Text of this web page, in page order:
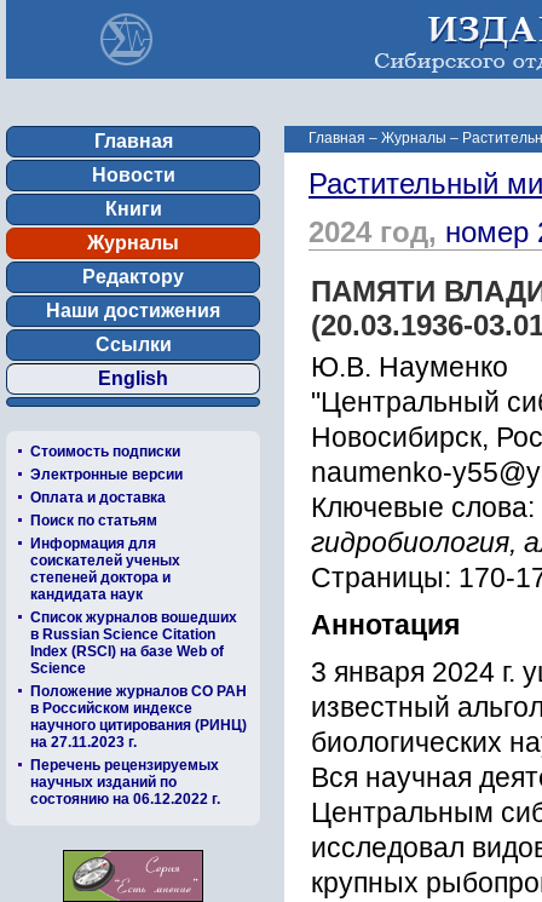
Главная
Новости
Книги
Журналы
Редактору
Наши достижения
Ссылки
English
Стоимость подписки
Электронные версии
Оплата и доставка
Поиск по статьям
Информация для
соискателей ученых
степеней доктора и
кандидата наук
Список журналов вошедших
в Russian Science Citation
Index (RSCI) на базе Web of
Science
Положение журналов СО РАН
в Российском индексе
научного цитирования (РИНЦ)
на 27.11.2023 г.
Перечень рецензируемых
научных изданий по
состоянию на 06.12.2022 г.
Главная – Журналы –
Растительный
2024 год, номер
ПАМЯТИ
(20.03.1936-
Ю.В. Науменко
"Центральный
Новосибирск,
naumenko-
Ключевые слова:
гидробиология,
Страницы: 170-
Аннотация
3 января 2024 г.
известный
биологических
Вся научная
Центральным
исследовал
крупных